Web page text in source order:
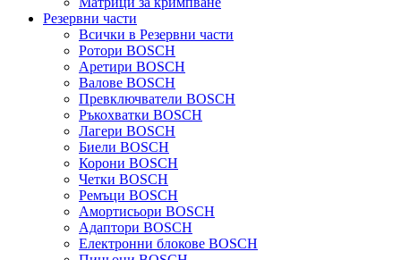
Резервни части
Всички в Резервни части
Ротори BOSCH
Аретири BOSCH
Валове BOSCH
Превключватели BOSCH
Ръкохватки BOSCH
Лагери BOSCH
Биели BOSCH
Корони BOSCH
Четки BOSCH
Ремъци BOSCH
Амортисьори BOSCH
Адаптори BOSCH
Електронни блокове BOSCH